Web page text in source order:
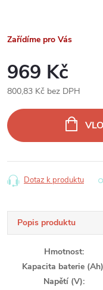
Zařídíme pro Vás
969 Kč
800,83 Kč bez DPH
cena:
Dotaz k produktu
Popis produktu
Hmotnost:
Kapacita baterie (Ah)
Napětí (V):